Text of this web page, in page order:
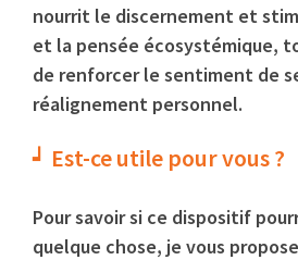
nourrit le discernement et
et la pensée écosystémique,
de renforcer le sentiment de
réalignement personnel.
Est-ce utile pour vous ?
Pour savoir si ce dispositif
quelque chose, je vous